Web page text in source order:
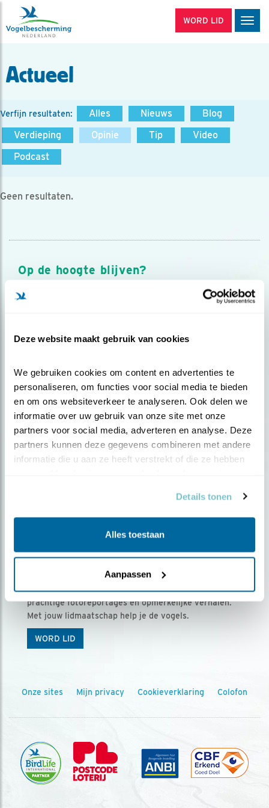
Deze website maakt gebruik van cookies
We gebruiken cookies om content en advertenties te
personaliseren, om functies voor social media te bieden
en om ons websiteverkeer te analyseren. Ook delen we
informatie over uw gebruik van onze site met onze
partners voor social media, adverteren en analyse. Deze
partners kunnen deze gegevens combineren met andere
informatie die u aan ze heeft verstrekt of die ze hebben
Details tonen
Alles toestaan
Aanpassen
WORD LID
Actueel
Verfijn resultaten: Alles Nieuws
Blog
Verdieping
Opinie Tip
Video
Podcast
Geen resultaten.
Op de hoogte blijven?
Meld je aan en ontvang nieuws, inspiratie, acties en tips
over vogels en activiteiten van Vogelbescherming.
Ontvang 5 x Vogels voor € 36,00 per jaar
Vogels is het tijdschrift voor onze leden, met
prachtige fotoreportages en opmerkelijke verhalen.
Met jouw lidmaatschap help je de vogels.
WORD LID
Onze sites Mijn privacy Cookieverklaring Colofon